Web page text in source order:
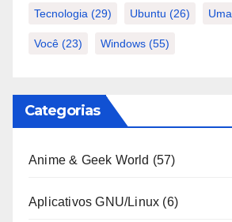
Tecnologia (29) Ubuntu (26) Uma
Você (23) Windows (55)
Categorias
Anime & Geek World (57)
Aplicativos GNU/Linux (6)